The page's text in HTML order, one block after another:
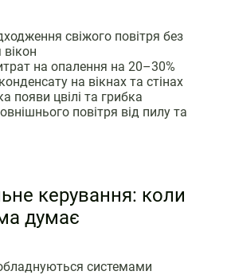
свіжого повітря без
на опалення на 20–30%
на вікнах та стінах
появи цвілі та грибка
повітря від пилу та
керування: коли
думає
системами